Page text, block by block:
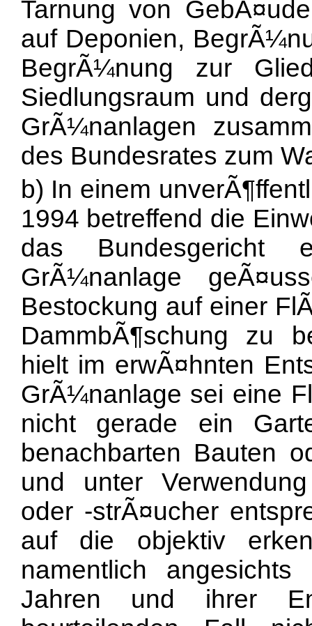
Tarnung von
auf Deponien,
BegrÃ¼nung zur
Siedlungsraum und
GrÃ¼nanlagen
des Bundesrates zum
b) In einem
1994 betreffend die
das Bundesgericht
GrÃ¼nanlage
Bestockung auf einer
DammbÃ¶schung zu
hielt im erwÃ¤hnten
GrÃ¼nanlage sei eine
nicht gerade ein
benachbarten Bauten
und unter
oder -strÃ¤ucher
auf die objektiv
namentlich
Jahren und ihrer